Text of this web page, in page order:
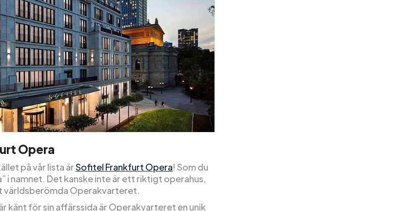
Opera
på vår lista ärSofitel Frankfurt Opera! Som du
i namnet. Det kanske inte är ett riktigt operahus,
världsberömda Operakvarteret.
känt för sin affärssida är Operakvarteret en unik